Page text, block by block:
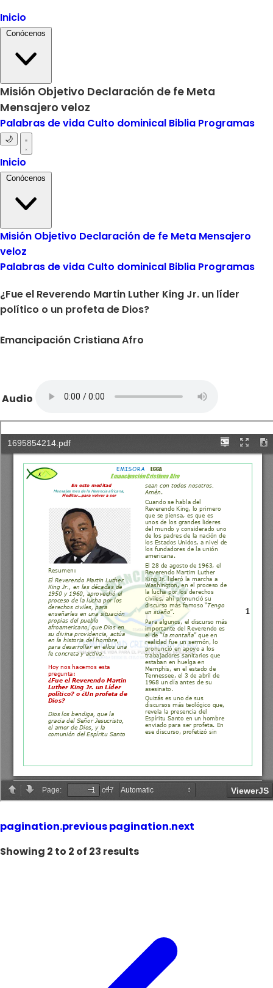
Inicio
Conócenos
Misión Objetivo Declaración de fe Meta
Mensajero veloz
Palabras de vida Culto dominical Biblia Programas
🌙
Inicio
Conócenos
Misión Objetivo Declaración de fe Meta Mensajero
veloz
Palabras de vida Culto dominical Biblia Programas
¿Fue el Reverendo Martin Luther King Jr. un líder
político o un profeta de Dios?
Emancipación Cristiana Afro
Audio
pagination.previouspagination.next
Showing 2 to 2 of 23 results